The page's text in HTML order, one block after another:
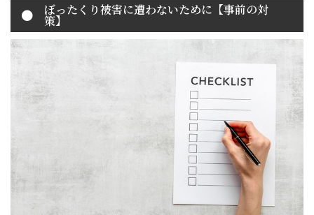
ぼったくり被害に遭わないために【事前の対
策】